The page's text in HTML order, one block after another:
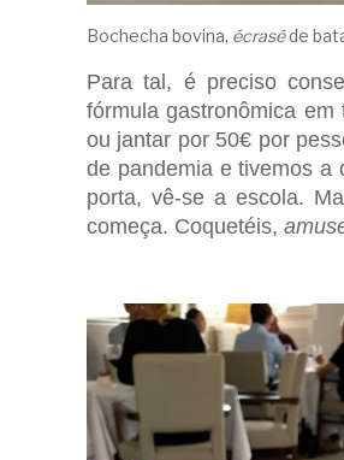
Bochecha bovina, écraséde
Para tal, é preciso
fórmula gastronômica
ou jantar por 50€ por
de pandemia e tivemos a
porta, vê-se a escola.
começa. Coquetéis,